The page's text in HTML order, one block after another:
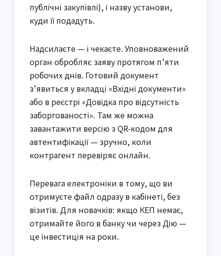
публічні закупівлі), і назву установи,
куди її подадуть.
Надсилаєте — і чекаєте. Уповноважений
орган обробляє заяву протягом п’яти
робочих днів. Готовий документ
з’явиться у вкладці «Вхідні документи»
або в реєстрі «Довідка про відсутність
заборгованості». Там же можна
завантажити версію з QR-кодом для
автентифікації — зручно, коли
контрагент перевіряє онлайн.
Перевага електроніки в тому, що ви
отримуєте файл одразу в кабінеті, без
візитів. Для новачків: якщо КЕП немає,
отримайте його в банку чи через Дію —
це інвестиція на роки.